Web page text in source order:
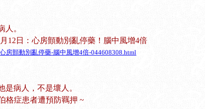
。
12日：心房顫動別亂停藥！腦中風增4倍
房顫動別亂停藥-腦中風增4倍-044608308.html
病人，不是壞人。
格症患者遭預防羈押 ~